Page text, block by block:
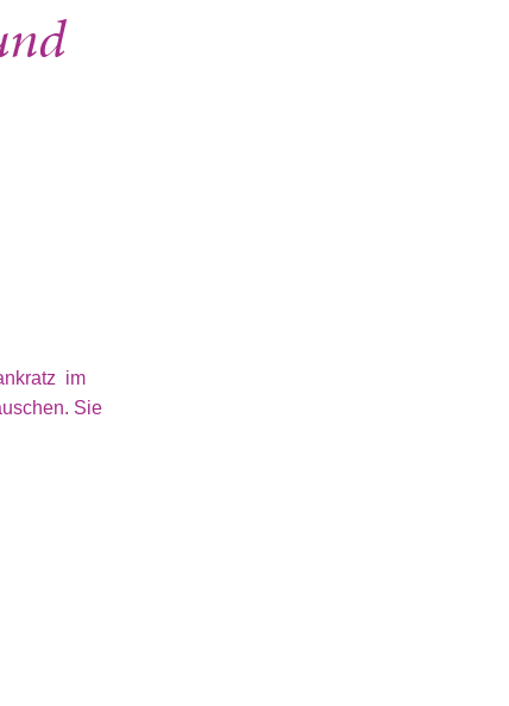
im
Sie